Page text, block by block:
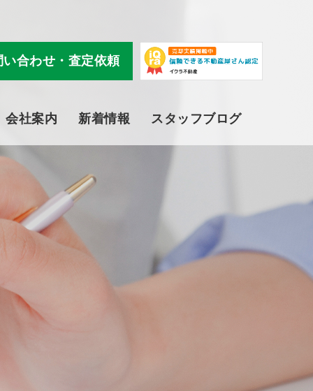
い合わせ・査定依頼
会社案内 新着情報 スタッフブログ